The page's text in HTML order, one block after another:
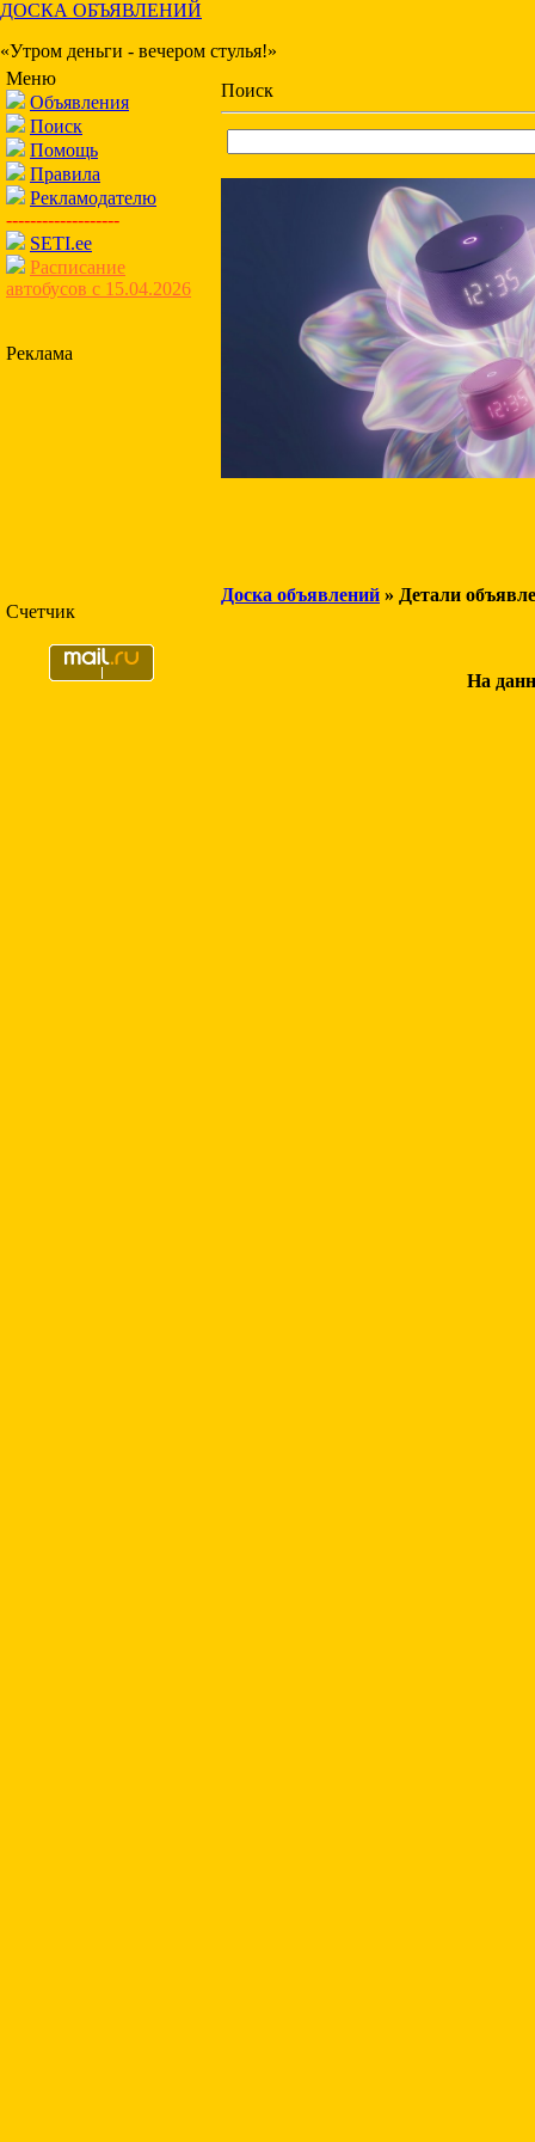
ДОСКА ОБЪЯВЛЕНИЙ
«Утром деньги - вечером стулья!»
Меню
Объявления
Поиск
Помощь
Правила
Рекламодателю
-------------------
SETI.ee
Расписание
автобусов с 15.04.2026
Реклама
Счетчик
Поиск
Доска объявлений » Детали
На